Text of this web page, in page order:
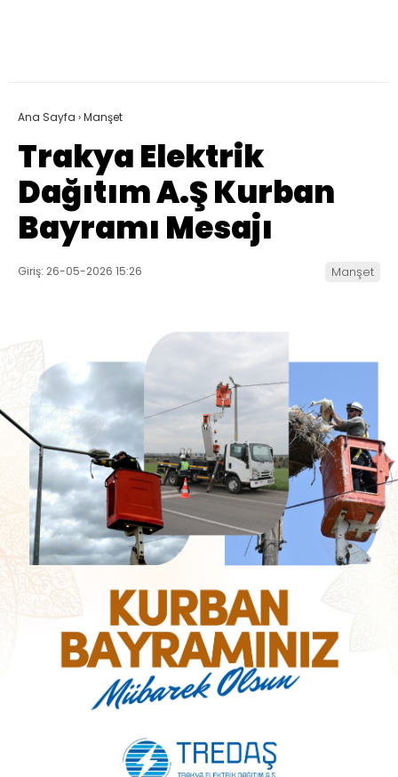
Ana Sayfa ›Manşet
Trakya Elektrik
Dağıtım A.Ş Kurban
Bayramı Mesajı
Giriş: 26-05-2026 15:26 Manşet